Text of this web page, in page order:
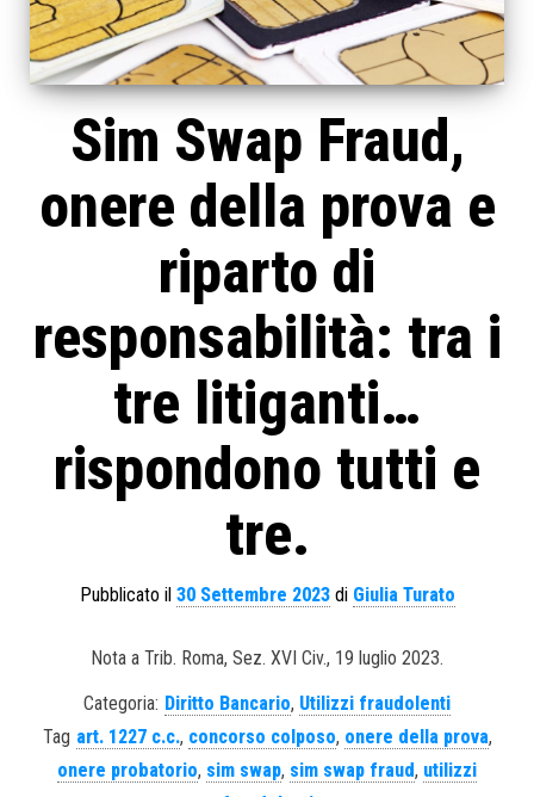
Sim Swap Fraud,
onere della prova e
riparto di
responsabilità: tra i
tre litiganti…
rispondono tutti e
tre.
Pubblicato il 30 Settembre 2023di Giulia Turato
Nota a Trib. Roma, Sez. XVI Civ., 19 luglio 2023.
Categoria: Diritto Bancario, Utilizzi fraudolenti
Tag art. 1227 c.c., concorso colposo, onere della prova,
onere probatorio, sim swap, sim swap fraud, utilizzi